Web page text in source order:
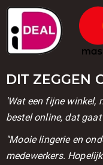
DIT ZEGGEN
'Wat een fijne winkel,
bestel online, dat gaat
''Mooie lingerie en
medewerkers.